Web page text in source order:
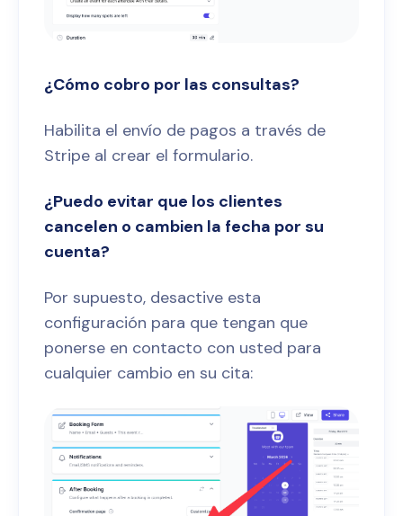
¿Cómo cobro por las consultas?
Habilita el envío de pagos a través de
Stripe al crear el formulario.
¿Puedo evitar que los clientes
cancelen o cambien la fecha por su
cuenta?
Por supuesto, desactive esta
configuración para que tengan que
ponerse en contacto con usted para
cualquier cambio en su cita: